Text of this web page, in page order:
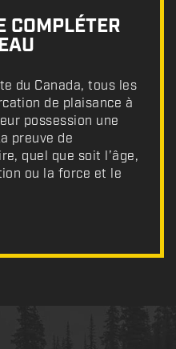
COMPLÉTER
du Canada, tous les
de plaisance à
possession une
preuve de
quel que soit l’âge,
ou la force et le